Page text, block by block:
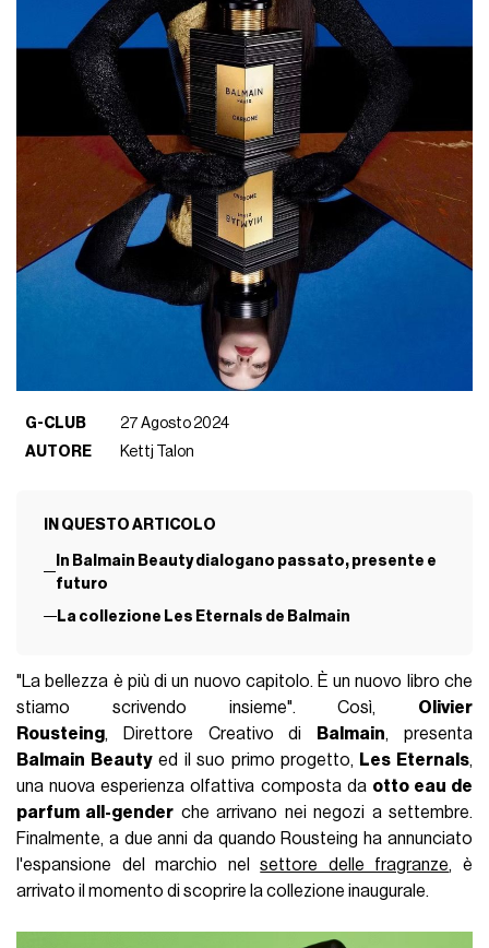
G-CLUB
27 Agosto 2024
AUTORE
Kettj Talon
IN QUESTO ARTICOLO
In Balmain Beauty dialogano passato, presente e
futuro
La collezione Les Eternals de Balmain
"La bellezza è più di un nuovo capitolo. È un nuovo libro che
stiamo scrivendo insieme". Così, Olivier
Rousteing, Direttore Creativo di Balmain, presenta
Balmain Beautyed il suo primo progetto, Les Eternals,
una nuova esperienza olfattiva composta da otto eau de
parfum all-gender che arrivano nei negozi a settembre.
Finalmente, a due anni da quando Rousteing ha annunciato
l'espansione del marchio nelsettore delle fragranze, è
arrivato il momento di scoprire la collezione inaugurale.